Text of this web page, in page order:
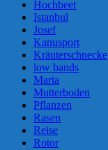
Hochbeet
Istanbul
Josef
Kanusport
Kräuterschnecke
low bands
Maria
Mutterboden
Pflanzen
Rasen
Reise
Rotor